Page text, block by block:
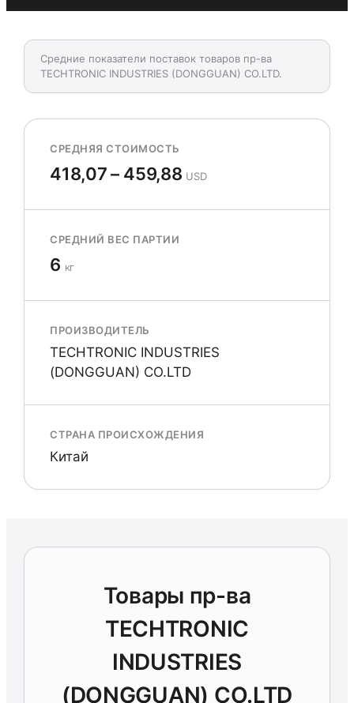
Средние показатели поставок товаров пр-ва
TECHTRONIC INDUSTRIES (DONGGUAN) CO.LTD.
СРЕДНЯЯ СТОИМОСТЬ
418,07 – 459,88 USD
СРЕДНИЙ ВЕС ПАРТИИ
6 кг
ПРОИЗВОДИТЕЛЬ
TECHTRONIC INDUSTRIES
(DONGGUAN) CO.LTD
СТРАНА ПРОИСХОЖДЕНИЯ
Китай
Товары пр-ва
TECHTRONIC
INDUSTRIES
(DONGGUAN) CO.LTD